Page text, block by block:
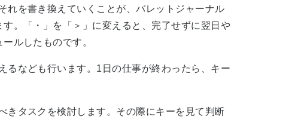
を書き換えていくことが、バレットジャーナル
。「・」を「＞」に変えると、完了せずに翌日や
ルしたものです。
なども行います。1日の仕事が終わったら、キー
タスクを検討します。その際にキーを見て判断